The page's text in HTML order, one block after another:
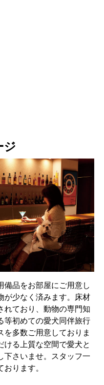
ジ
備品をお部屋にご用意し
が少なく済みます。床材
れており、動物の専門知
等初めての愛犬同伴旅行
を多数ご用意しておりま
ける上質な空間で愛犬と
下さいませ。スタッフ一
ります。